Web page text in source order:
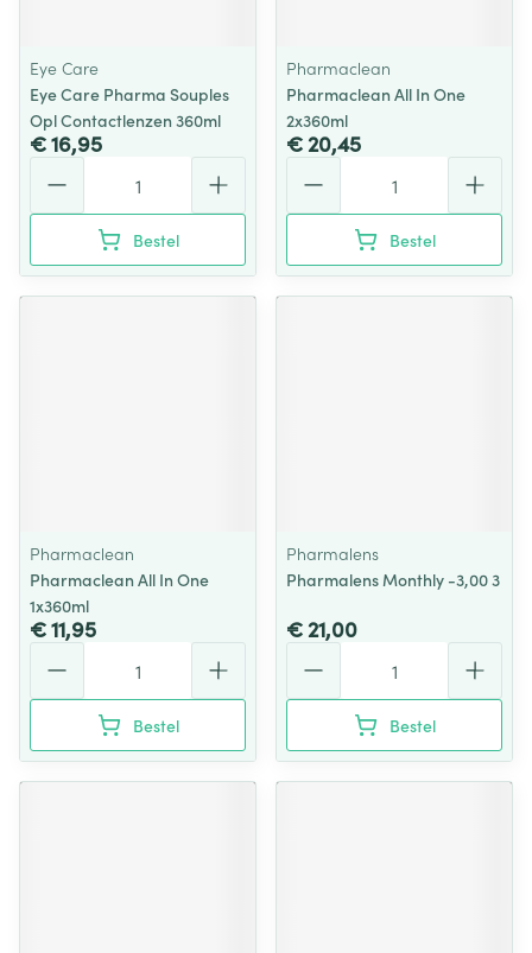
Eye Care
Eye Care Pharma Souples
Opl Contactlenzen 360ml
€ 16,95
Bestel
Pharmaclean
Pharmaclean All In One
2x360ml
€ 20,45
Bestel
Pharmaclean
Pharmaclean All In One
1x360ml
€ 11,95
Bestel
Pharmalens
Pharmalens Monthly -3,00 3
€ 21,00
Bestel